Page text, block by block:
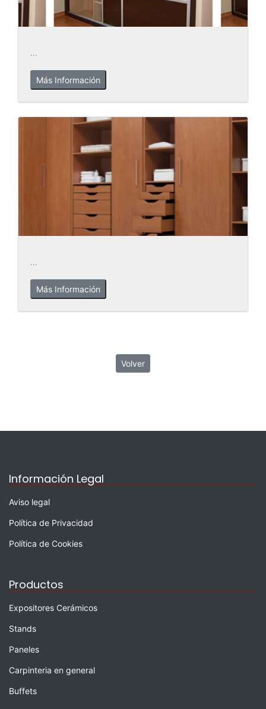
...
Más Información
...
Más Información
Volver
Información Legal
Aviso legal
Política de Privacidad
Política de Cookies
Productos
Expositores Cerámicos
Stands
Paneles
Carpinteria en general
Buffets